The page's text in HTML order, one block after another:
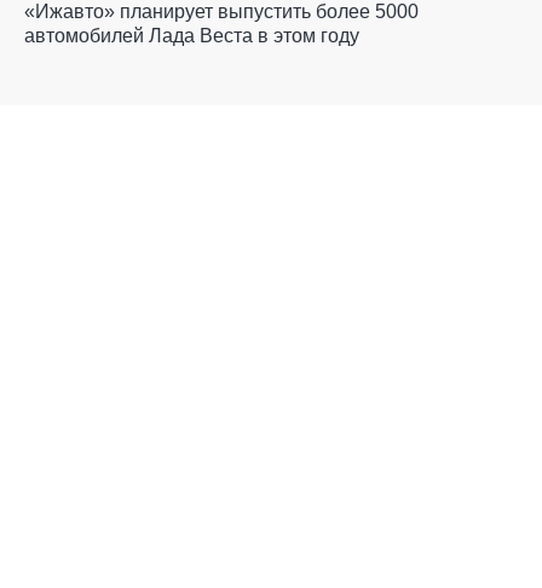
«Ижавто» планирует выпустить более 5000
автомобилей Лада Веста в этом году